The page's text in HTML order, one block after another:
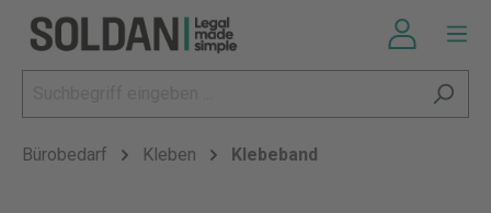
Bürobedarf Kleben Klebeband